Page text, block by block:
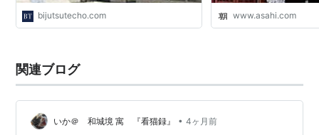
bijutsutecho.com www.asahi.com
関連ブログ
いか＠ 和城境 寓 『看猫録』 • 4ヶ月前